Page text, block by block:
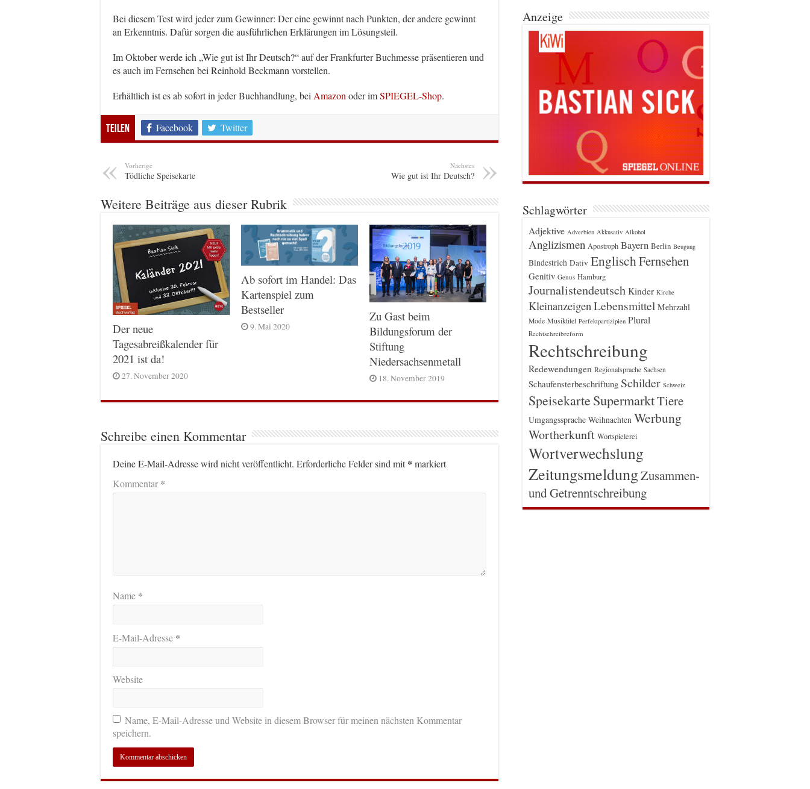
Bei diesem Test wird jeder zum Gewinner: Der eine gewinnt nach Punkten, der andere gewinnt
an Erkenntnis. Dafür sorgen die ausführlichen Erklärungen im Lösungsteil.
Im Oktober werde ich „Wie gut ist Ihr Deutsch?“ auf der Frankfurter Buchmesse präsentieren und
es auch im Fernsehen bei Reinhold Beckmann vorstellen.
Erhältlich ist es ab sofort in jeder Buchhandlung, bei Amazon oder imSPIEGEL-Shop.
Teilen Facebook Twitter
Vorherige
Tödliche Speisekarte
Nächstes
Wie gut ist Ihr Deutsch?
Weitere Beiträge aus dieser Rubrik
Der neue
Tagesabreißkalender für
2021 ist da!
27. November 2020
Ab sofort im Handel: Das
Kartenspiel zum
Bestseller
9. Mai 2020
Zu Gast beim
Bildungsforum der
Stiftung
Niedersachsenmetall
18. November 2019
Schreibe einen Kommentar
Deine E-Mail-Adresse wird nicht veröffentlicht. Erforderliche Felder sind mit* markiert
Kommentar*
Name *
E-Mail-Adresse *
Website
Name, E-Mail-Adresse und Website in diesem Browser für meinen nächsten Kommentar
speichern.
Anzeige
Schlagwörter
Adjektive Adverbien Akkusativ Alkohol
Anglizismen Apostroph Bayern Berlin Beugung
Bindestrich Dativ EnglischFernsehen
Genitiv Genus Hamburg
Journalistendeutsch Kinder Kirche
Kleinanzeigen Lebensmittel Mehrzahl
Mode Musiktitel Perfektpartizipien Plural
Rechtschreibreform
Rechtschreibung
Redewendungen Regionalsprache Sachsen
Schaufensterbeschriftung Schilder Schweiz
Speisekarte SupermarktTiere
Umgangssprache Weihnachten Werbung
Wortherkunft Wortspielerei
Wortverwechslung
ZeitungsmeldungZusammen-
und Getrenntschreibung